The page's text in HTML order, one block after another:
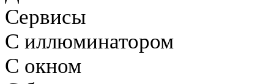
Сервисы
С иллюминатором
С окном